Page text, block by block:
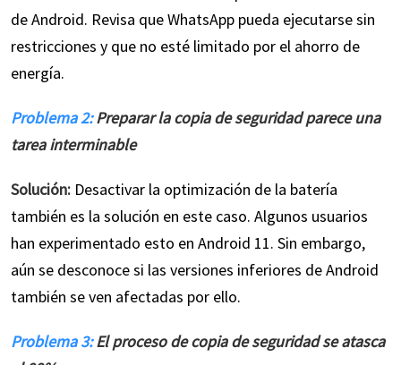
de Android. Revisa que WhatsApp pueda ejecutarse sin
restricciones y que no esté limitado por el ahorro de
energía.
Problema 2:Preparar la copia de seguridad parece una
tarea interminable
Solución: Desactivar la optimización de la batería
también es la solución en este caso. Algunos usuarios
han experimentado esto en Android 11. Sin embargo,
aún se desconoce si las versiones inferiores de Android
también se ven afectadas por ello.
Problema 3:El proceso de copia de seguridad se atasca